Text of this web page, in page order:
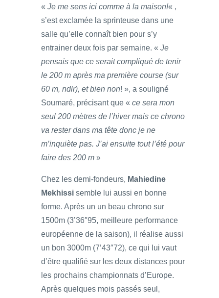
« Je me sens ici comme à la maison!« ,
s’est exclamée la sprinteuse dans une
salle qu’elle connaît bien pour s’y
entrainer deux fois par semaine. « Je
pensais que ce serait compliqué de tenir
le 200 m après ma première course (sur
60 m, ndlr), et bien non! », a souligné
Soumaré, précisant que « ce sera mon
seul 200 mètres de l’hiver mais ce chrono
va rester dans ma tête donc je ne
m’inquiète pas. J’ai ensuite tout l’été pour
faire des 200 m »
Chez les demi-fondeurs, Mahiedine
Mekhissi semble lui aussi en bonne
forme. Après un un beau chrono sur
1500m (3’36″95, meilleure performance
européenne de la saison), il réalise aussi
un bon 3000m (7’43″72), ce qui lui vaut
d’être qualifié sur les deux distances pour
les prochains championnats d’Europe.
Après quelques mois passés seul,